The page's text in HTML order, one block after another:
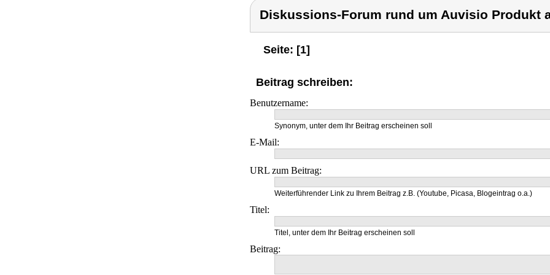
Diskussions-Forum rund um Auvisio Produkt
Seite: [1]
Beitrag schreiben:
Benutzername:
Synonym, unter dem Ihr Beitrag erscheinen soll
E-Mail:
URL zum Beitrag:
Weiterführender Link zu Ihrem Beitrag z.B. (Youtube, Picasa, Blogeintrag o.a.)
Titel:
Titel, unter dem Ihr Beitrag erscheinen soll
Beitrag: